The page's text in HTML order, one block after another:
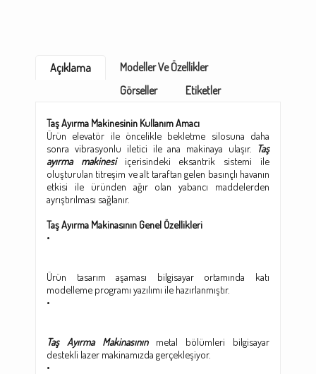
Açıklama
Modeller Ve Özellikler
Görseller
Etiketler
Taş Ayırma Makinesinin Kullanım Amacı
Ürün elevatör ile öncelikle bekletme silosuna daha
sonra vibrasyonlu iletici ile ana makinaya ulaşır.
Taş
ayırma makinesi içerisindeki eksantrik sistemi ile
oluşturulan titreşim ve alt taraftan gelen basınçlı havanın
etkisi ile üründen ağır olan yabancı maddelerden
ayrıştırılması sağlanır.
Taş Ayırma Makinasının Genel Özellikleri
•
Ürün tasarım aşaması bilgisayar ortamında katı
modelleme programı yazılımı ile hazırlanmıştır.
•
Taş Ayırma Makinasınınmetal bölümleri bilgisayar
destekli lazer makinamızda gerçekleşiyor.
•